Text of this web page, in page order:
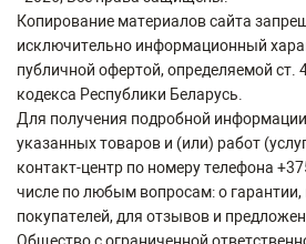
Копирование материалов сайта
исключительно информационный
публичной офертой, определяемой ст.
кодекса Республики Беларусь.
Для получения подробной
указанных товаров и (или) работ
контакт-центр по номеру телефона
числе по любым вопросам: о
покупателей, для отзывов и